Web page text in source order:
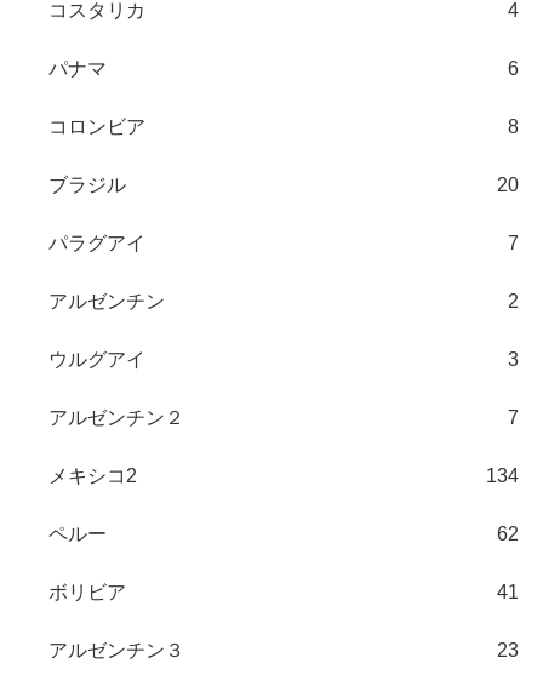
コスタリカ 4
パナマ 6
コロンビア 8
ブラジル 20
パラグアイ 7
アルゼンチン 2
ウルグアイ 3
アルゼンチン２ 7
メキシコ2 134
ペルー 62
ボリビア 41
アルゼンチン３ 23